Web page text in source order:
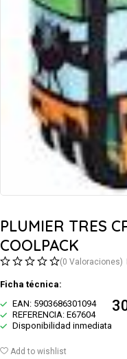
PLUMIER TRES
COOLPACK
(0 Valoraciones)
Ficha técnica:
EAN: 5903686301094
REFERENCIA: E67604
Disponibilidad inmediata
Add to wishlist